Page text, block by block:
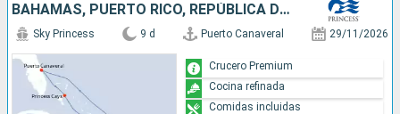
BAHAMAS, PUERTO RICO, REPÚBLICA DOMINICANA, ESTADOS UNIDOS
Sky Princess 9 d Puerto Canaveral 29/11/2026
Crucero Premium
Cocina refinada
Comidas incluidas